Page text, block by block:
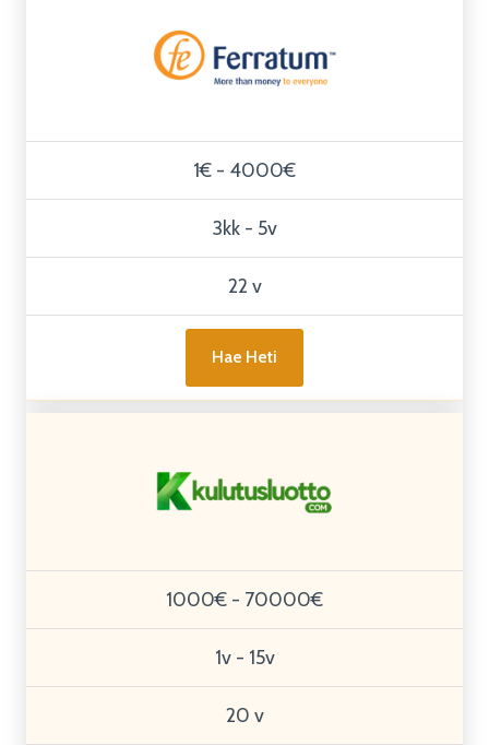
1€ - 4000€
3kk - 5v
22 v
Hae Heti
1000€ - 70000€
1v - 15v
20 v